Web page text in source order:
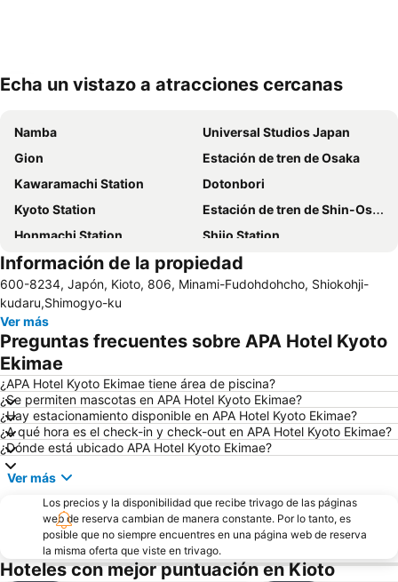
Echa un vistazo a atracciones cercanas
Namba
Universal Studios Japan
Gion
Estación de tren de Osaka
Kawaramachi Station
Dotonbori
Kyoto Station
Estación de tren de Shin-Osaka
Honmachi Station
Shijo Station
Kamigyo
Fushimi
Estación de metro de Shinsaibashi
Namba Station
Shimogyo
Estación de tren de Umeda
Ikoma Sanjyo Amusement Park
Kyobashi Station
Osaka International Convention Center
Shinsaibashi
Universal City Walk Osaka
Bosque de bambú de Arashiyama
Miyakojima
Namba Parks
Información de la propiedad
600-8234, Japón, Kioto, 806, Minami-Fudohdohcho, Shiokohji-
kudaru,Shimogyo-ku
Ver más
Preguntas frecuentes sobre APA Hotel Kyoto
Ekimae
¿APA Hotel Kyoto Ekimae tiene área de piscina?
¿Se permiten mascotas en APA Hotel Kyoto Ekimae?
¿Hay estacionamiento disponible en APA Hotel Kyoto Ekimae?
¿A qué hora es el check-in y check-out en APA Hotel Kyoto Ekimae?
¿Dónde está ubicado APA Hotel Kyoto Ekimae?
Ver más
Los precios y la disponibilidad que recibe trivago de las páginas
web de reserva cambian de manera constante. Por lo tanto, es
posible que no siempre encuentres en una página web de reserva
la misma oferta que viste en trivago.
Hoteles con mejor puntuación en Kioto